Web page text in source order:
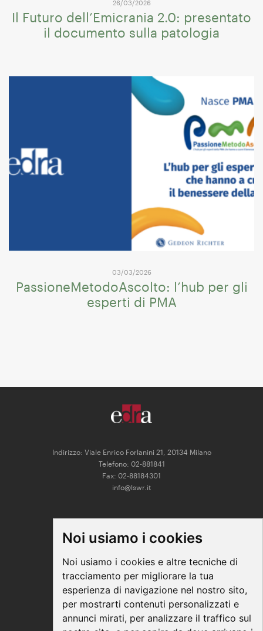
Noi usiamo i cookies
Noi usiamo i cookies e altre tecniche di
tracciamento per migliorare la tua
esperienza di navigazione nel nostro sito,
per mostrarti contenuti personalizzati e
annunci mirati, per analizzare il traffico sul
26/03/2026
Il Futuro dell’Emicrania 2.0: presentato
il documento sulla patologia
03/03/2026
PassioneMetodoAscolto: l’hub per gli
esperti di PMA
Indirizzo: Viale Enrico Forlanini 21, 20134 Milano
Telefono: 02-881841
Fax: 02-88184301
info@lswr.it
Facebook
Youtube